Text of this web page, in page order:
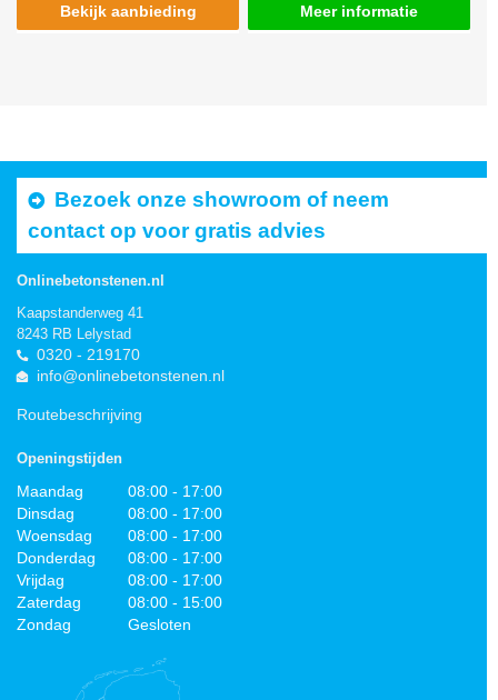
Bekijk aanbieding Meer informatie
Bezoek onze showroom of neem
contact op voor gratis advies
Onlinebetonstenen.nl
Kaapstanderweg 41
8243 RB Lelystad
0320 - 219170
info@onlinebetonstenen.nl
Routebeschrijving
Openingstijden
Maandag
08:00 - 17:00
Dinsdag
08:00 - 17:00
Woensdag
08:00 - 17:00
Donderdag
08:00 - 17:00
Vrijdag
08:00 - 17:00
Zaterdag
08:00 - 15:00
Zondag
Gesloten